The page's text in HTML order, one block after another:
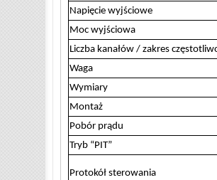
Napięcie wyjściowe
Moc wyjściowa
Liczba kanałów / zakres
Waga
Wymiary
Montaż
Pobór prądu
Tryb “PIT”
Protokół sterowania